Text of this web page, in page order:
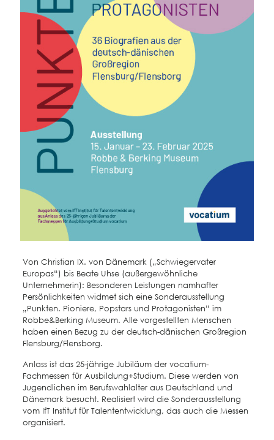
Von Christian IX. von Dänemark („Schwiegervater
Europas“) bis Beate Uhse (außergewöhnliche
Unternehmerin): Besonderen Leistungen namhafter
Persönlichkeiten widmet sich eine Sonderausstellung
„Punkten. Pioniere, Popstars und Protagonisten“ im
Robbe&Berking Museum. Alle vorgestellten Menschen
haben einen Bezug zu der deutsch-dänischen Großregion
Flensburg/Flensborg.
Anlass ist das 25-jährige Jubiläum der vocatium-
Fachmessen für Ausbildung+Studium. Diese werden von
Jugendlichen im Berufswahlalter aus Deutschland und
Dänemark besucht. Realisiert wird die Sonderausstellung
vom IfT Institut für Talententwicklung, das auch die Messen
organisiert.